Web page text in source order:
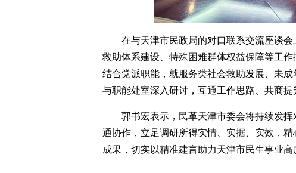
在与天津市民政局的对口联系交流座谈
救助体系建设、特殊困难群体权益保障等工
结合党派职能，就服务类社会救助发展、未
与职能处室深入研讨，互通工作思路、共商提
郭书宏表示，民革天津市委会将持续发
通协作，立足调研所得实情、实据、实效，
成果，切实以精准建言助力天津市民生事业高